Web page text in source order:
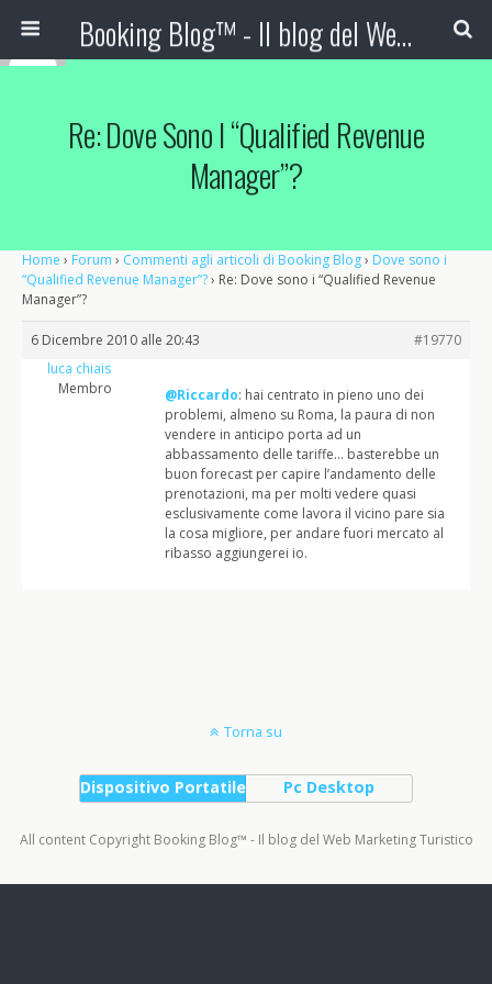
Booking Blog™ - Il blog del Web Marketing Turistico
Re: Dove Sono I “Qualified Revenue
Manager”?
Home › Forum › Commenti agli articoli di Booking Blog› Dove sono i
“Qualified Revenue Manager”?› Re: Dove sono i “Qualified Revenue
Manager”?
6 Dicembre 2010 alle 20:43
#19770
luca chiais
Membro
@Riccardo: hai centrato in pieno uno dei
problemi, almeno su Roma, la paura di non
vendere in anticipo porta ad un
abbassamento delle tariffe… basterebbe un
buon forecast per capire l’andamento delle
prenotazioni, ma per molti vedere quasi
esclusivamente come lavora il vicino pare sia
la cosa migliore, per andare fuori mercato al
ribasso aggiungerei io.
Torna su
Dispositivo Portatile Pc Desktop
All content Copyright Booking Blog™ - Il blog del Web Marketing Turistico